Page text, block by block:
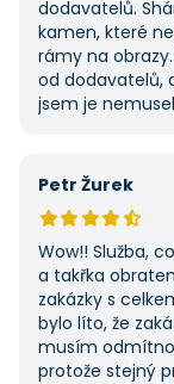
dodavatelů.
kamen, které
rámy na
od dodavatelů,
jsem je
Petr Žurek
Wow!! Služba,
a takřka
zakázky s
bylo líto, že
musím
protože stejný